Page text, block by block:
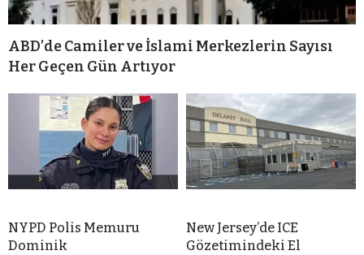
ABD’de Camiler ve İslami Merkezlerin Sayısı
Her Geçen Gün Artıyor
NYPD Polis Memuru
Dominik
New Jersey’de ICE
Gözetimindeki El